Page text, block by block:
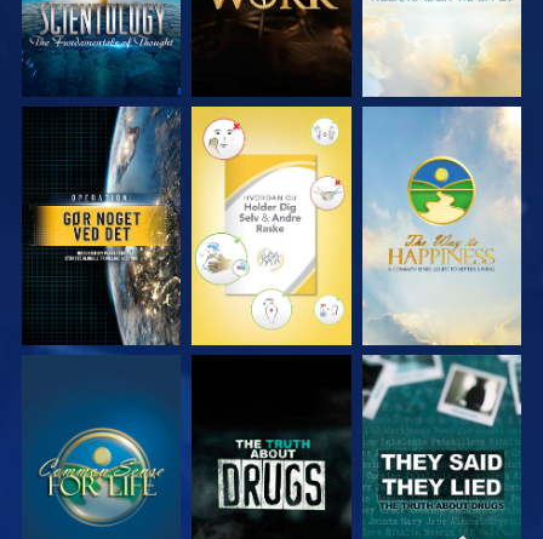
SE SE SE
SE SE